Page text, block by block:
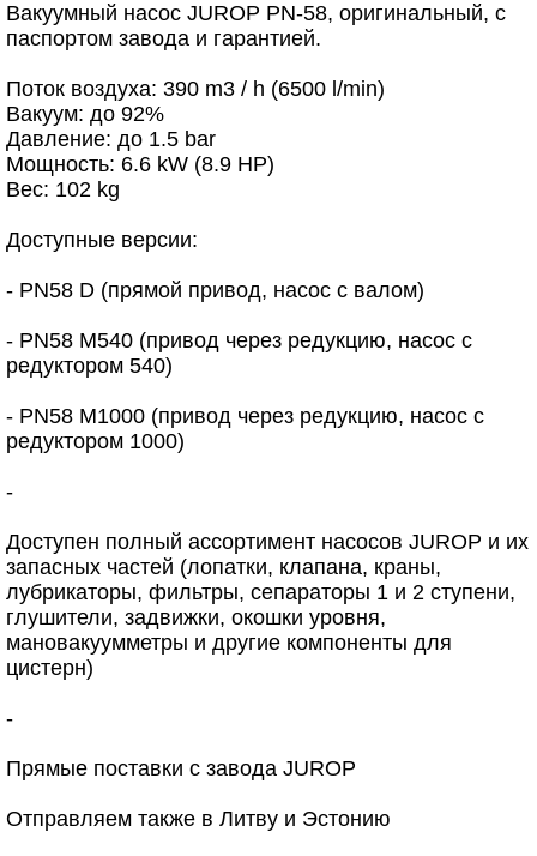
Вакуумный насос JUROP PN-58, оригинальный, с
паспортом завода и гарантией.
Поток воздуха: 390 m3 / h (6500 l/min)
Вакуум: до 92%
Давление: до 1.5 bar
Мощность: 6.6 kW (8.9 HP)
Вес: 102 kg
Доступные версии:
- PN58 D (прямой привод, насос с валом)
- PN58 M540 (привод через редукцию, насос с
редуктором 540)
- PN58 M1000 (привод через редукцию, насос с
редуктором 1000)
-
Доступен полный ассортимент насосов JUROP и их
запасных частей (лопатки, клапана, краны,
лубрикаторы, фильтры, сепараторы 1 и 2 ступени,
глушители, задвижки, окошки уровня,
мановакуумметры и другие компоненты для
цистерн)
-
Прямые поставки с завода JUROP
Отправляем также в Литву и Эстонию